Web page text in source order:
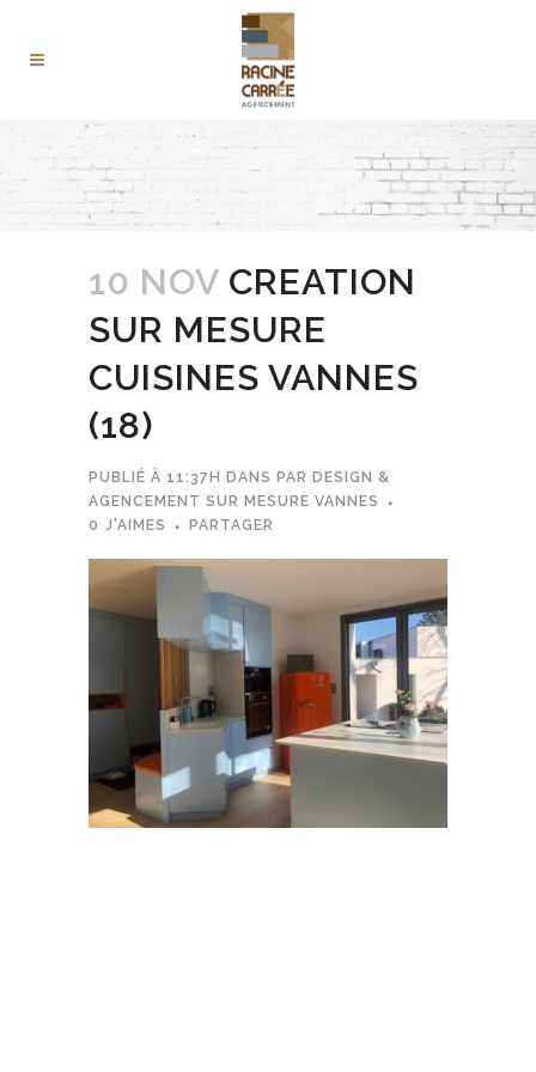
10 NOV CREATION
SUR MESURE
CUISINES VANNES
(18)
PUBLIÉ À 11:37H DANS PAR DESIGN &
AGENCEMENT SUR MESURE VANNES
0 J'AIMES PARTAGER